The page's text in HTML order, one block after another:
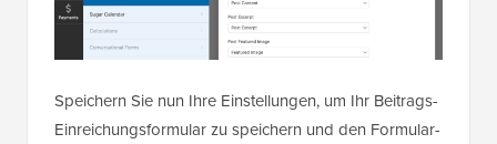
Speichern Sie nun Ihre Einstellungen, um Ihr Beitrags-
Einreichungsformular zu speichern und den Formular-